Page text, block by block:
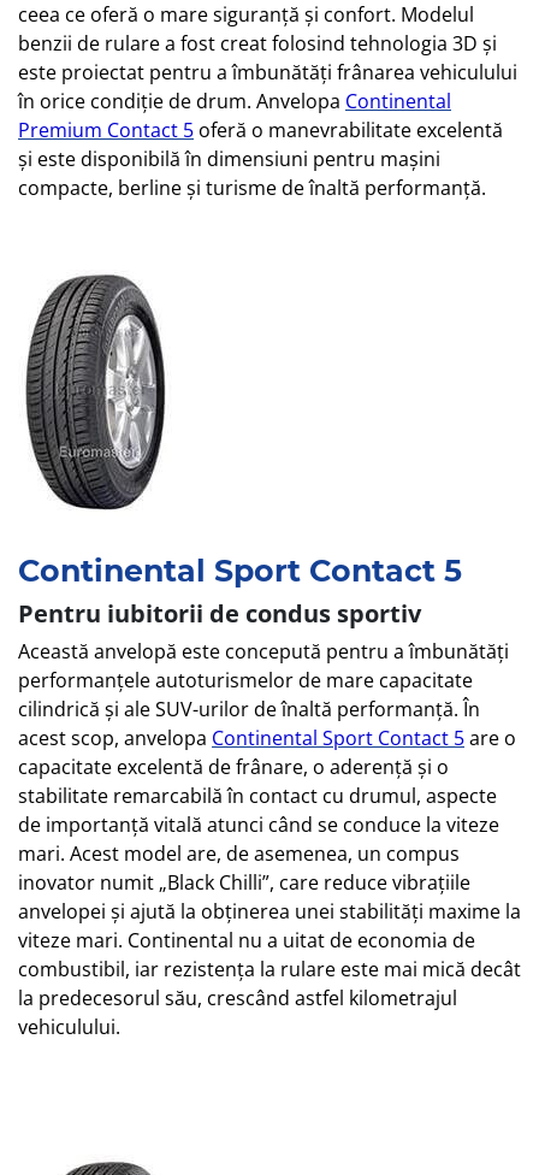
ceea ce oferă o mare siguranță și confort. Modelul
benzii de rulare a fost creat folosind tehnologia 3D și
este proiectat pentru a îmbunătăți frânarea vehiculului
în orice condiție de drum. Anvelopa Continental
Premium Contact 5 oferă o manevrabilitate excelentă
și este disponibilă în dimensiuni pentru mașini
compacte, berline și turisme de înaltă performanță.
Continental Sport Contact 5
Pentru iubitorii de condus sportiv
Această anvelopă este concepută pentru a îmbunătăți
performanțele autoturismelor de mare capacitate
cilindrică și ale SUV-urilor de înaltă performanță. În
acest scop, anvelopa Continental Sport Contact 5are o
capacitate excelentă de frânare, o aderență și o
stabilitate remarcabilă în contact cu drumul, aspecte
de importanță vitală atunci când se conduce la viteze
mari. Acest model are, de asemenea, un compus
inovator numit „Black Chilli”, care reduce vibrațiile
anvelopei și ajută la obținerea unei stabilități maxime la
viteze mari. Continental nu a uitat de economia de
combustibil, iar rezistența la rulare este mai mică decât
la predecesorul său, crescând astfel kilometrajul
vehiculului.